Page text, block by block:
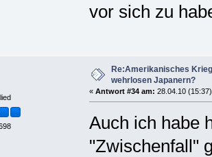
vor sich zu
Re:Amerikanisches
wehrlosen Japanern?
« Antwort #34 am: 28.04.10
Auch ich habe
"Zwischenfall"